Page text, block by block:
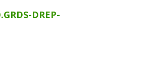
DREP-